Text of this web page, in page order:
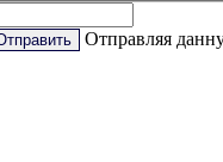
Отправляя